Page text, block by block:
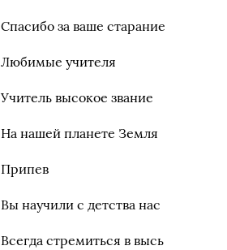
Спасибо за ваше старание
Любимые учителя
Учитель высокое звание
На нашей планете Земля
Припев
Вы научили с детства нас
Всегда стремиться в высь